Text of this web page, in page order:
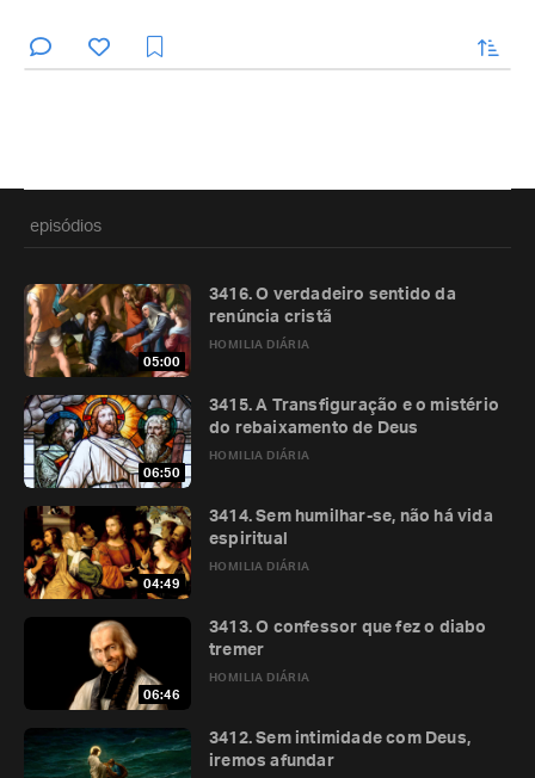
enviar
episódios
05:00
HOMILIA DIÁRIA
3416. O verdadeiro sentido da
renúncia cristã
06:50
HOMILIA DIÁRIA
3415. A Transfiguração e o mistério
do rebaixamento de Deus
04:49
HOMILIA DIÁRIA
3414. Sem humilhar-se, não há vida
espiritual
06:46
HOMILIA DIÁRIA
3413. O confessor que fez o diabo
tremer
3412. Sem intimidade com Deus,
iremos afundar